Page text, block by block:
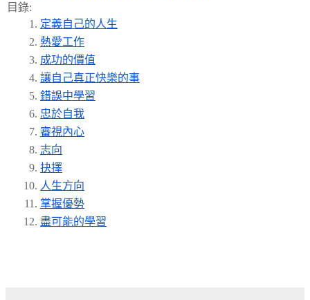
目錄:
定義自己的人生
熱愛工作
成功的價值
讓自己真正快樂的事
錯誤中學習
忠於自我
審視內心
志向
抉擇
人生方向
掌握優勢
盡可能的學習